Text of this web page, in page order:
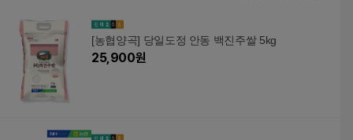
[농협양곡] 당일도정 안동 백진주쌀 5kg
25,900원